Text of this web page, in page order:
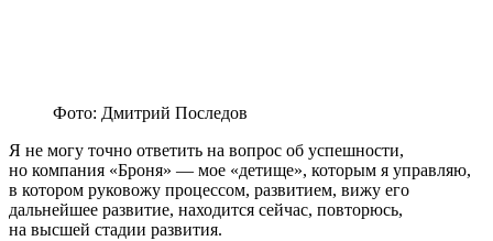
Фото: Дмитрий Последов
Я не могу точно ответить на вопрос об успешности,
но компания «Броня» — мое «детище», которым я управляю,
в котором руковожу процессом, развитием, вижу его
дальнейшее развитие, находится сейчас, повторюсь,
на высшей стадии развития.